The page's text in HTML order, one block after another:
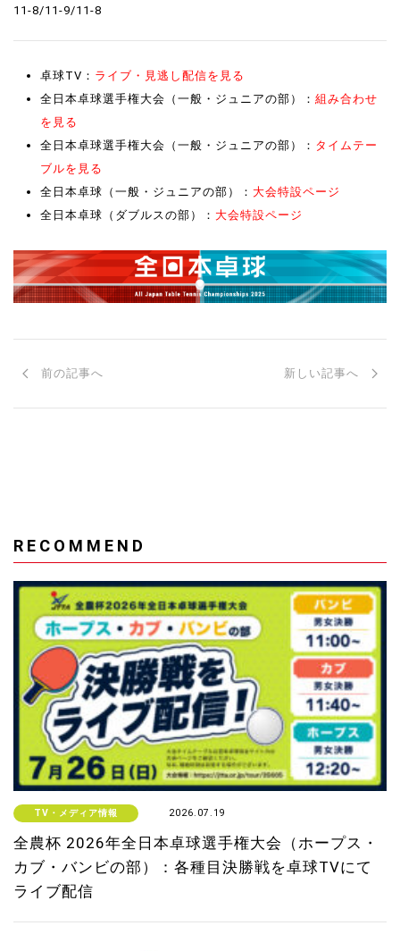
11-8/11-9/11-8
卓球TV： ライブ・見逃し配信を見る
全日本卓球選手権大会（一般・ジュニアの部）： 組み合わせ
を見る
全日本卓球選手権大会（一般・ジュニアの部）： タイムテー
ブルを見る
全日本卓球（一般・ジュニアの部）： 大会特設ページ
全日本卓球（ダブルスの部）： 大会特設ページ
前の記事へ 新しい記事へ
RECOMMEND
TV・メディア情報 2026.07.19
全農杯 2026年全日本卓球選手権大会（ホープス・
カブ・バンビの部）：各種目決勝戦を卓球TVにて
ライブ配信